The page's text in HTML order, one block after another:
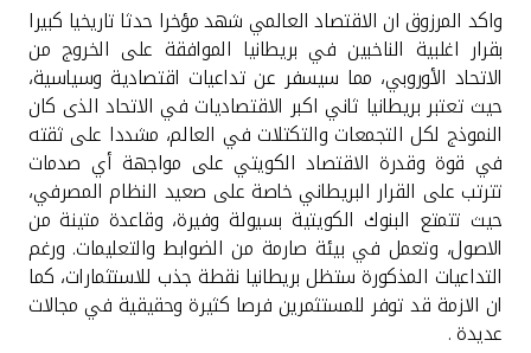
واكد المرزوق ان الاقتصاد العالمي شهد مؤخرا حدثا تاريخيا كبيرا
بقرار اغلبية الناخبين في بريطانيا الموافقة على الخروج من
الاتحاد الأوروبي، مما سيسفر عن تداعيات اقتصادية وسياسية،
حيث تعتبر بريطانيا ثاني اكبر الاقتصاديات في الاتحاد الذى كان
النموذج لكل التجمعات والتكتلات في العالم، مشددا على ثقته
في قوة وقدرة الاقتصاد الكويتي على مواجهة أي صدمات
تترتب على القرار البريطاني خاصة على صعيد النظام المصرفي،
حيث تتمتع البنوك الكويتية بسيولة وفيرة، وقاعدة متينة من
الاصول، وتعمل في بيئة صارمة من الضوابط والتعليمات. ورغم
التداعيات المذكورة ستظل بريطانيا نقطة جذب للاستثمارات، كما
ان الازمة قد توفر للمستثمرين فرصا كثيرة وحقيقية في مجالات
عديدة .